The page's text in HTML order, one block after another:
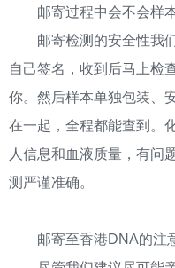
邮寄过程中会不会样本
邮寄检测的安全性我们
自己签名，收到后马上检
你。然后样本单独包装、
在一起，全程都能查到。
人信息和血液质量，有问
测严谨准确。
邮寄至香港DNA的注意